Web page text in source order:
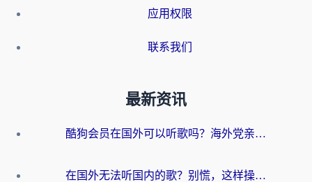
应用权限
联系我们
最新资讯
酷狗会员在国外可以听歌吗？海外党亲测有效：3步解决音乐权限难题
在国外无法听国内的歌？别慌，这样操作就能畅听QQ音乐（附亲测加速器推荐）